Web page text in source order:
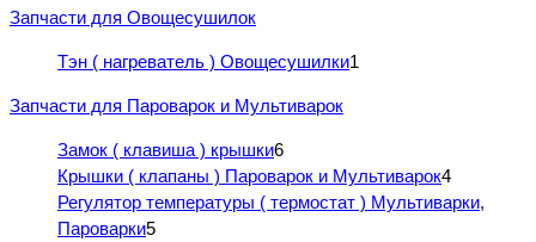
Запчасти для Овощесушилок
Тэн ( нагреватель ) Овощесушилки1
Запчасти для Пароварок и Мультиварок
Замок ( клавиша ) крышки6
Крышки ( клапаны ) Пароварок и Мультиварок4
Регулятор температуры ( термостат ) Мультиварки,
Пароварки5